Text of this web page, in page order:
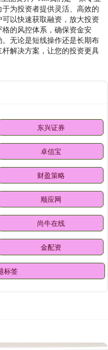
为投资者提供灵活、高效的
以快速获取融资，放大投资
的风控体系，确保资金安
无论是短线操作还是长期布
解决方案，让您的投资更具
东兴证券
卓信宝
财盈策略
顺应网
尚牛在线
金配资
标签